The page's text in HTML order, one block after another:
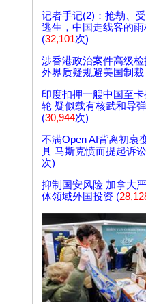
记者手记(2)：抢劫、
逃生，中国走线客的
(32,101次)
涉香港政治案件高级检
外界质疑规避美国制裁
印度扣押一艘中国至
轮 疑似载有核武和导
(30,944次)
不满Open AI背离初衷
具 马斯克愤而提起诉
次)
抑制国安风险 加拿大
体领域外国投资 (